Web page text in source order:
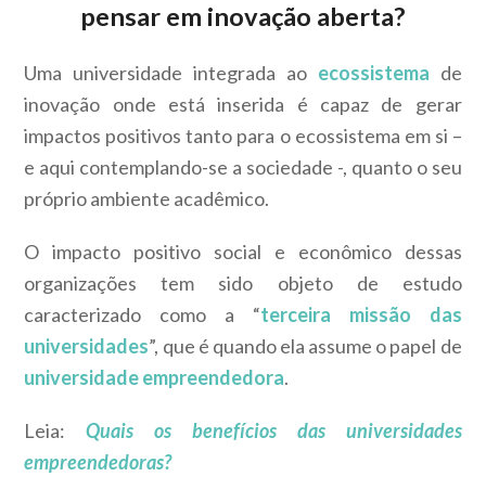
pensar em inovação aberta?
Uma universidade integrada ao ecossistema de
inovação onde está inserida é capaz de gerar
impactos positivos tanto para o ecossistema em si –
e aqui contemplando-se a sociedade -, quanto o seu
próprio ambiente acadêmico.
O impacto positivo social e econômico dessas
organizações tem sido objeto de estudo
caracterizado como a “terceira missão das
universidades”, que é quando ela assume o papel de
universidade empreendedora.
Leia:Quais os benefícios das universidades
empreendedoras?